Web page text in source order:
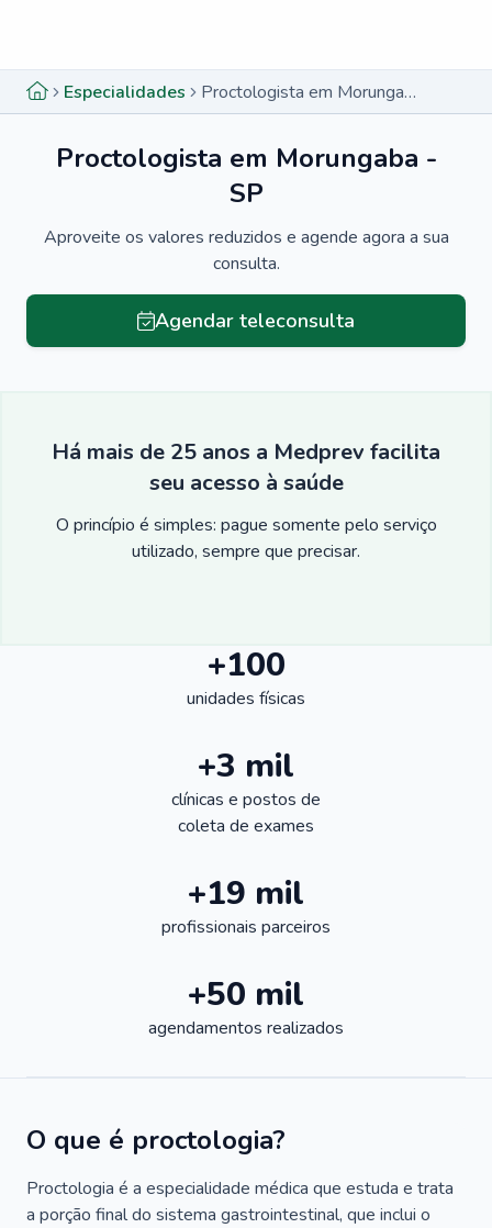
Especialidades Proctologista em Morungaba - SP
Proctologista em Morungaba -
SP
Aproveite os valores reduzidos e agende agora a sua
consulta.
Agendar teleconsulta
Há mais de 25 anos a Medprev facilita
seu acesso à saúde
O princípio é simples: pague somente pelo serviço
utilizado, sempre que precisar.
+100
unidades físicas
+3 mil
clínicas e postos de
coleta de exames
+19 mil
profissionais parceiros
+50 mil
agendamentos realizados
O que é proctologia?
Proctologia é a especialidade médica que estuda e trata
a porção final do sistema gastrointestinal, que inclui o